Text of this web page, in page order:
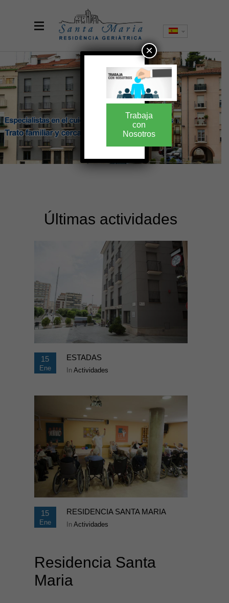
Últimas actividades
15
Ene
ESTADAS
In Actividades
15
Ene
RESIDENCIA SANTA MARIA
In Actividades
Residencia Santa
Maria
Trabaja
con
Nosotros
×